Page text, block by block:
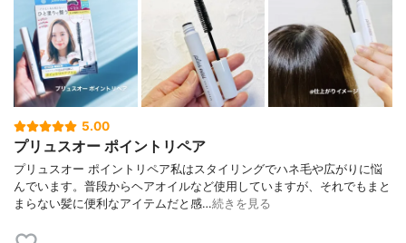
5.00
プリュスオー ポイントリペア
プリュスオー ポイントリペア私はスタイリングでハネ毛や広がりに悩
んでいます。普段からヘアオイルなど使用していますが、それでもまと
まらない髪に便利なアイテムだと感…続きを見る